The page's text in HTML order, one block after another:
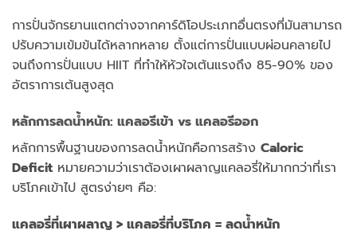
การปั่นจักรยานแตกต่างจากคาร์ดิโอประเภทอื่นตรงที่มันสามารถ
ปรับความเข้มข้นได้หลากหลาย ตั้งแต่การปั่นแบบผ่อนคลายไป
จนถึงการปั่นแบบ HIIT ที่ทำให้หัวใจเต้นแรงถึง 85-90% ของ
อัตราการเต้นสูงสุด
หลักการลดน้ำหนัก: แคลอรีเข้า vs แคลอรีออก
หลักการพื้นฐานของการลดน้ำหนักคือการสร้าง Caloric
Deficit หมายความว่าเราต้องเผาผลาญแคลอรี่ให้มากกว่าที่เรา
บริโภคเข้าไป สูตรง่ายๆ คือ:
แคลอรี่ที่เผาผลาญ > แคลอรี่ที่บริโภค = ลดน้ำหนัก